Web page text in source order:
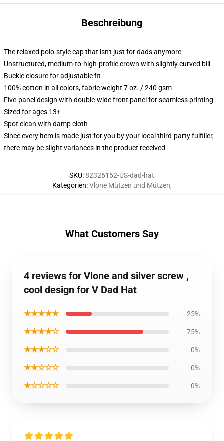
Beschreibung
The relaxed polo-style cap that isn't just for dads anymore
Unstructured, medium-to-high-profile crown with slightly curved bill
Buckle closure for adjustable fit
100% cotton in all colors, fabric weight 7 oz. / 240 gsm
Five-panel design with double-wide front panel for seamless printing
Sized for ages 13+
Spot clean with damp cloth
Since every item is made just for you by your local third-party fulfiller,
there may be slight variances in the product received
SKU:82326152-US-dad-hat
Kategorien:Vlone Mützen und Mützen,
What Customers Say
4 reviews for Vlone and silver screw ,
cool design for V Dad Hat
★★★★★ 25%
★★★★☆ 75%
★★★☆☆ 0%
★★☆☆☆ 0%
★☆☆☆☆ 0%